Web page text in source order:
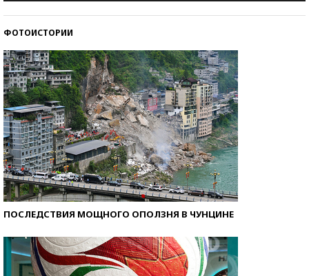
ФОТОИСТОРИИ
ПОСЛЕДСТВИЯ МОЩНОГО ОПОЛЗНЯ В ЧУНЦИНЕ